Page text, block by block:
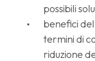
possibili
benefici
termini di
riduzione